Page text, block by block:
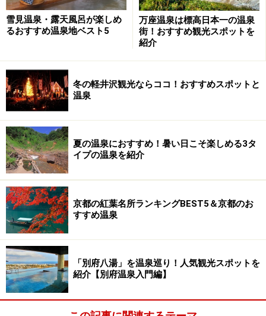
雪見温泉・露天風呂が楽しめ
るおすすめ温泉地ベスト5
万座温泉は標高日本一の温泉
街！おすすめ観光スポットを
紹介
冬の軽井沢観光ならココ！おすすめスポットと
温泉
夏の温泉におすすめ！暑い日こそ楽しめる3タ
イプの温泉を紹介
京都の紅葉名所ランキングBEST5＆京都のお
すすめ温泉
「別府八湯」を温泉巡り！人気観光スポットを
紹介【別府温泉入門編】